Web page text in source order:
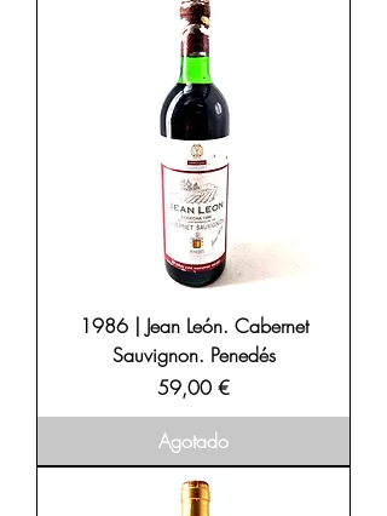
1986 | Jean León. Cabernet
Sauvignon. Penedés
Precio
59,00 €
Agotado